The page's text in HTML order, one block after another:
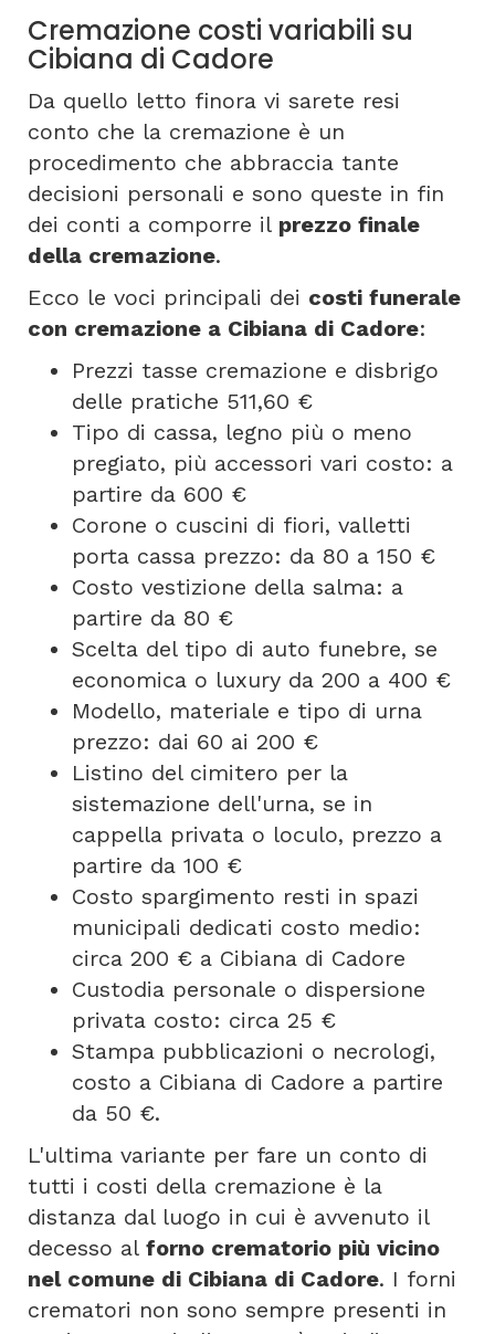
Cremazione costi variabili su
Cibiana di Cadore
Da quello letto finora vi sarete resi
conto che la cremazione è un
procedimento che abbraccia tante
decisioni personali e sono queste in fin
dei conti a comporre il prezzo finale
della cremazione.
Ecco le voci principali dei costi funerale
con cremazione a Cibiana di Cadore:
Prezzi tasse cremazione e disbrigo
delle pratiche 511,60 €
Tipo di cassa, legno più o meno
pregiato, più accessori vari costo: a
partire da 600 €
Corone o cuscini di fiori, valletti
porta cassa prezzo: da 80 a 150 €
Costo vestizione della salma: a
partire da 80 €
Scelta del tipo di auto funebre, se
economica o luxury da 200 a 400 €
Modello, materiale e tipo di urna
prezzo: dai 60 ai 200 €
Listino del cimitero per la
sistemazione dell'urna, se in
cappella privata o loculo, prezzo a
partire da 100 €
Costo spargimento resti in spazi
municipali dedicati costo medio:
circa 200 € a Cibiana di Cadore
Custodia personale o dispersione
privata costo: circa 25 €
Stampa pubblicazioni o necrologi,
costo a Cibiana di Cadore a partire
da 50 €.
L'ultima variante per fare un conto di
tutti i costi della cremazione è la
distanza dal luogo in cui è avvenuto il
decesso al forno crematorio più vicino
nel comune di Cibiana di Cadore. I forni
crematori non sono sempre presenti in